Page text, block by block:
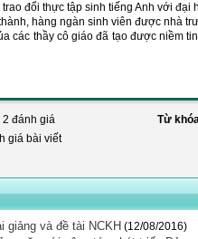
đổi thực tập sinh tiếng Anh với đại
hàng ngàn sinh viên được nhà
các thầy cô giáo đã tạo được niềm
Th.s
2 đánh giá
giá bài viết
Từ
giảng và đề tài NCKH (12/08/2016)